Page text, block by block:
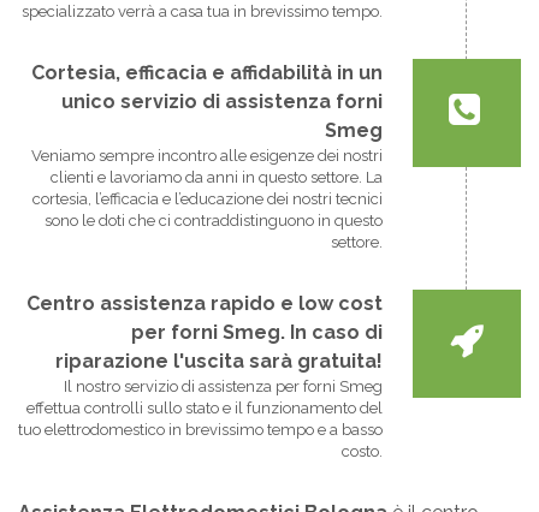
specializzato verrà a casa tua in brevissimo tempo.
Cortesia, efficacia e affidabilità in un
unico servizio di assistenza forni
Smeg
Veniamo sempre incontro alle esigenze dei nostri
clienti e lavoriamo da anni in questo settore. La
cortesia, l’efficacia e l’educazione dei nostri tecnici
sono le doti che ci contraddistinguono in questo
settore.
Centro assistenza rapido e low cost
per forni Smeg. In caso di
riparazione l'uscita sarà gratuita!
Il nostro servizio di assistenza per forni Smeg
effettua controlli sullo stato e il funzionamento del
tuo elettrodomestico in brevissimo tempo e a basso
costo.